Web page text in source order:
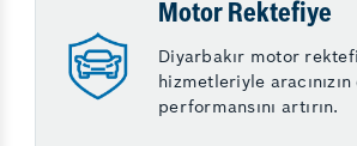
Motor Rektefiye
Diyarbakır motor
hizmetleriyle
performansını artırın.